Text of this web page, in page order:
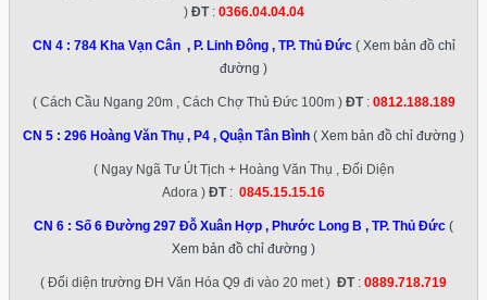
) ĐT: 0366.04.04.04
CN 4 : 784 Kha Vạn Cân , P. Linh Đông , TP. Thủ Đức( Xem bản đồ chỉ
đường )
( Cách Cầu Ngang 20m , Cách Chợ Thủ Đức 100m ) ĐT: 0812.188.189
CN 5 : 296 Hoàng Văn Thụ , P4 , Quận Tân Bình ( Xem bản đồ chỉ đường )
( Ngay Ngã Tư Út Tịch + Hoàng Văn Thụ , Đối Diện
Adora ) ĐT: 0845.15.15.16
CN 6 : Số 6 Đường 297 Đỗ Xuân Hợp , Phước Long B , TP. Thủ Đức (
Xem bản đồ chỉ đường )
( Đối diện trường ĐH Văn Hóa Q9 đi vào 20 met ) ĐT: 0889.718.719